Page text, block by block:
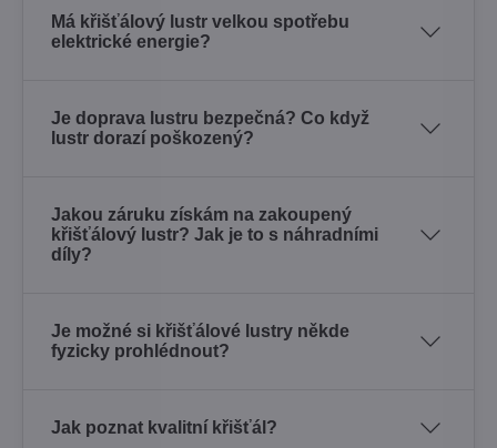
Má křišťálový lustr velkou spotřebu
elektrické energie?
Je doprava lustru bezpečná? Co když
lustr dorazí poškozený?
Jakou záruku získám na zakoupený
křišťálový lustr? Jak je to s náhradními
díly?
Je možné si křišťálové lustry někde
fyzicky prohlédnout?
Jak poznat kvalitní křišťál?